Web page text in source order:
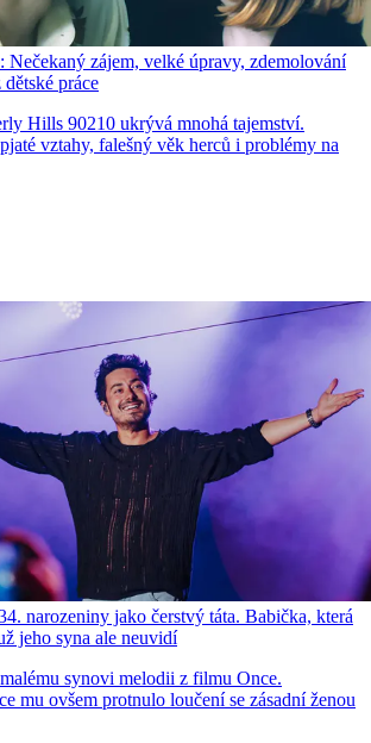
zájem, velké úpravy, zdemolování
práce
Hills 90210 ukrývá mnohá tajemství.
vztahy, falešný věk herců i problémy na
narozeniny jako čerstvý táta. Babička, která
jeho syna ale neuvidí
synovi melodii z filmu Once.
mu ovšem protnulo loučení se zásadní ženou